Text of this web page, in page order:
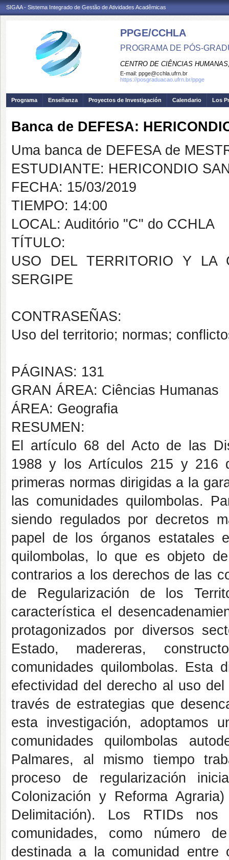
SIGAA - Sistema Integrado de Gestão de Atividades Acadêmicas
PPGE/CCHLA
PROGRAMA DE PÓS-
CENTRO DE CIÊNCIAS
E-mail: ppge@cchla.ufrn.br
https://posgraduacao.ufrn.br/ppge
Programa Enseñanza Proyectos de Investigación Calendario Los
Banca de DEFESA:
Uma banca de DEFESA de
ESTUDIANTE: HERICONDIO
FECHA: 15/03/2019
TIEMPO: 14:00
LOCAL: Auditório "C" do CCHLA
TÍTULO:
USO DEL TERRITORIO Y LA
SERGIPE
CONTRASEÑAS:
Uso del territorio; normas;
PÁGINAS: 131
GRAN ÁREA: Ciências Humanas
ÁREA: Geografia
RESUMEN:
El artículo 68 del Acto de las
1988 y los Artículos 215 y 216
primeras normas dirigidas a la
las comunidades quilombolas.
siendo regulados por decretos
papel de los órganos estatales
quilombolas, lo que es objeto
contrarios a los derechos de las
de Regularización de los
característica el
protagonizados por diversos
Estado, madereras,
comunidades quilombolas. Esta
efectividad del derecho al uso
través de estrategias que
esta investigación, adoptamos
comunidades quilombolas
Palmares, al mismo tiempo
proceso de regularización
Colonización y Reforma
Delimitación). Los RTIDs
comunidades, como número
destinada a la comunidad entre